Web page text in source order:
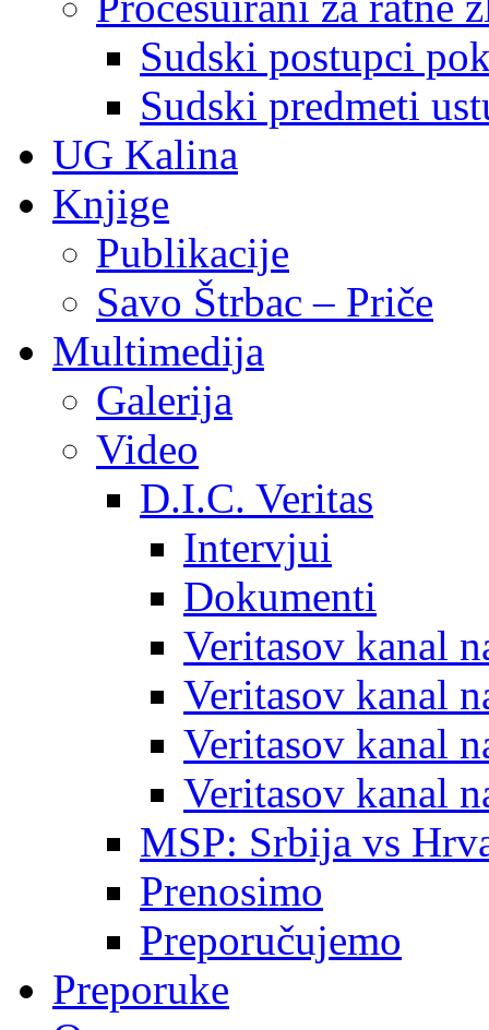
Sudski postupci
Sudski predmeti
UG Kalina
Knjige
Publikacije
Savo Štrbac – Priče
Multimedija
Galerija
Video
D.I.C. Veritas
Intervjui
Dokumenti
Veritasov kanal
Veritasov kanal
Veritasov kanal
Veritasov kanal
MSP: Srbija vs
Prenosimo
Preporučujemo
Preporuke